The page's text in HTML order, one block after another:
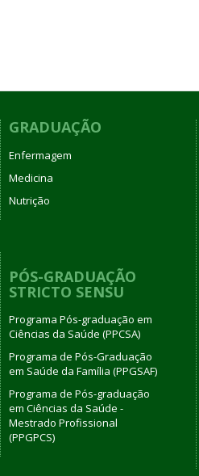
GRADUAÇÃO
Enfermagem
Medicina
Nutrição
PÓS-GRADUAÇÃO
STRICTO SENSU
Programa Pós-graduação em
Ciências da Saúde (PPCSA)
Programa de Pós-Graduação
em Saúde da Família (PPGSAF)
Programa de Pós-graduação
em Ciências da Saúde -
Mestrado Profissional
(PPGPCS)